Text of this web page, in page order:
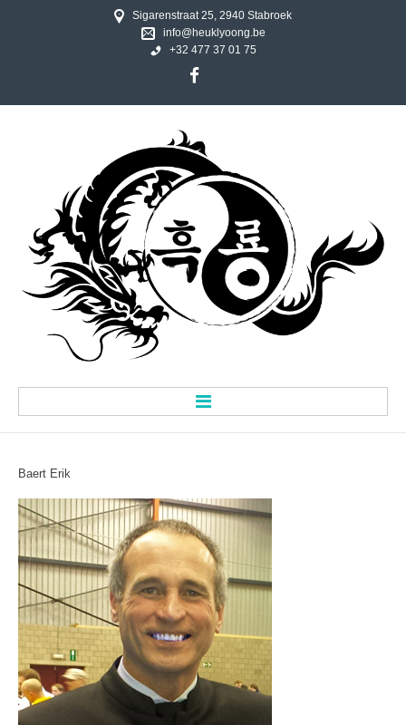
Sigarenstraat 25, 2940 Stabroek
info@heuklyoong.be
+32 477 37 01 75
Heuklyoong
INFORMATIE
TEAM
Cursussen
Baert Erik